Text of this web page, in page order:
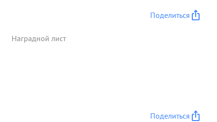
Поделиться
Наградной лист
Поделиться